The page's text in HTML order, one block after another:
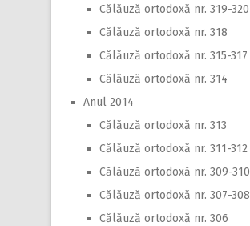
Călăuză ortodoxă nr. 319-320
Călăuză ortodoxă nr. 318
Călăuză ortodoxă nr. 315-317
Călăuză ortodoxă nr. 314
Anul 2014
Călăuză ortodoxă nr. 313
Călăuză ortodoxă nr. 311-312
Călăuză ortodoxă nr. 309-310
Călăuză ortodoxă nr. 307-308
Călăuză ortodoxă nr. 306